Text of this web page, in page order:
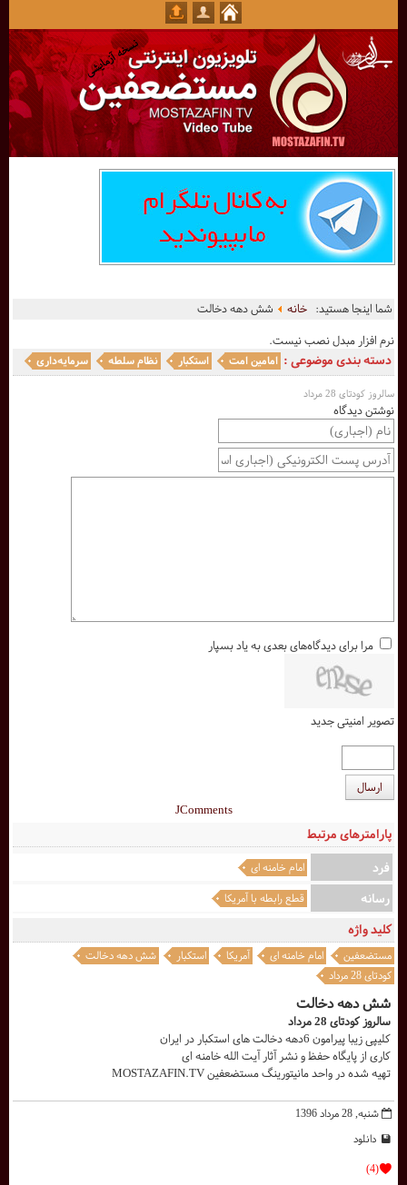
شما اینجا هستید:خانه
شش دهه دخالت
نرم افزار مبدل نصب نیست.
دسته بندی موضوعی : امامین امت استکبار نظام سلطه سرمایه‌داری
سالروز کودتای 28 مرداد
شنبه, 28 مرداد 1396
دانلود
(4)
شش دهه دخالت
سالروز کودتای 28 مرداد
کلیپی زیبا پیرامون 6دهه دخالت های استکبار در ایران
کاری از پایگاه حفظ و نشر آثار آیت الله خامنه ای
تهيه شده در واحد مانيتورينگ مستضعفين MOSTAZAFIN.TV
کلید واژه
مستضعفین امام خامنه ای آمریکا استکبار
شش دهه دخالت
کودتای 28 مرداد
پارامترهای مرتبط
فرد
امام خامنه ای
رسانه قطع رابطه با آمریکا
نوشتن دیدگاه
مرا برای دیدگاه‌های بعدی به یاد بسپار
تصویر امنیتی جدید
ارسال
JComments